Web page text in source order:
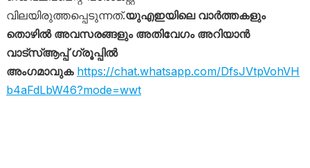
വിലയിരുത്തപ്പെടുന്നത്.യുഎഇയിലെ വാർത്തകളും
തൊഴിൽ അവസരങ്ങളും അതിവേഗം അറിയാൻ
വാട്സ്ആപ്പ് ഗ്രൂപ്പിൽ
അംഗമാവുക https://chat.whatsapp.com/DfsJVtpVohVH
b4aFdLbW46?mode=wwt